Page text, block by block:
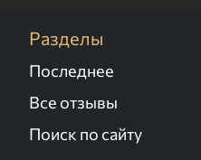
Разделы
Последнее
Все отзывы
Поиск по сайту